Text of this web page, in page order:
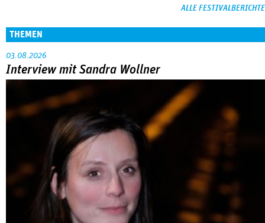
ALLE FESTIVALBERICHTE
THEMEN
03.08.2026
Interview mit Sandra Wollner